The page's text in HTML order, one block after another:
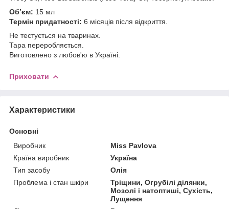
Об’єм: 15 мл
Термін придатності: 6 місяців після відкриття.
Не тестується на тваринах.
Тара переробляється.
Виготовлено з любов'ю в Україні.
Приховати
Характеристики
Основні
Виробник
Miss Pavlova
Країна виробник
Україна
Тип засобу
Олія
Проблема і стан шкіри
Тріщини, Огрубілі ділянки,
Мозолі і натоптиші, Сухість,
Лущення